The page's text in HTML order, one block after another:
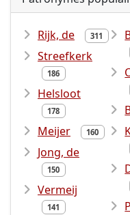
Rijk, de 311
Streefkerk
186
Helsloot
178
Meijer 160
Jong, de
150
Vermeij
141